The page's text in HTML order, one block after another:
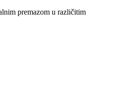
premazom u različitim